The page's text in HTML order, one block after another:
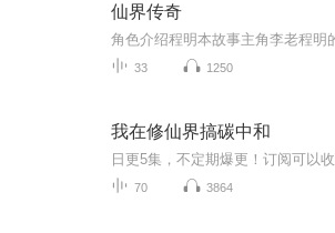
仙界传奇
角色介绍程明本故事主角李老程明
33 1250
我在修仙界搞碳中和
70 3864